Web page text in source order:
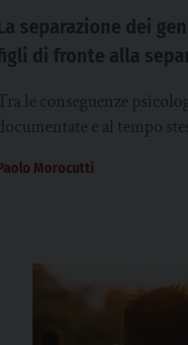
separazione dei
di fronte alla
guarigione
le conseguenze
e al tempo
l’ansia dei figli. Non...
Morocutti